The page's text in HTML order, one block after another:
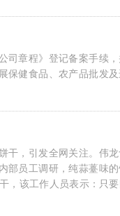
司章程》登记备案手续
保健食品、农产品批发
干，引发全网关注。伟龙
部员工调研，纯蒜薹味
，该工作人员表示：只要